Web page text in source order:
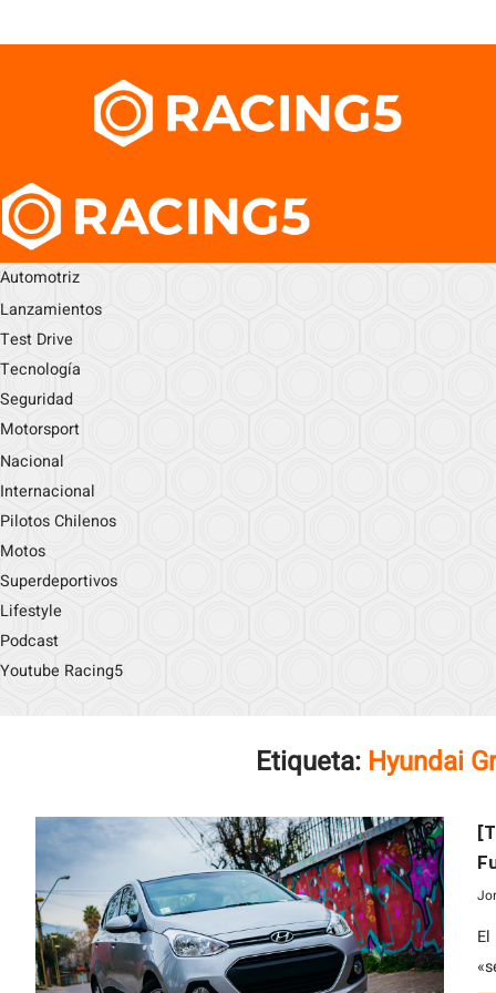
Automotriz
Lanzamientos
Test Drive
Tecnología
Seguridad
Motorsport
Nacional
Internacional
Pilotos Chilenos
Motos
Superdeportivos
Lifestyle
Podcast
Youtube Racing5
Etiqueta: Hyundai